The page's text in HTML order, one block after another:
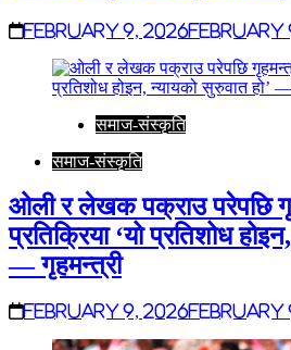
February 9, 2026February
समाज-संस्कृति
समाज-संस्कृति
ओली र लेखक पक्राउ परेपछि
प्रतिक्रिया ‘यो प्रतिशोध
— गृहमन्त्री
February 9, 2026February